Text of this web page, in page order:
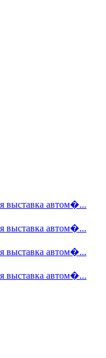
выставка автом�...
выставка автом�...
выставка автом�...
выставка автом�...